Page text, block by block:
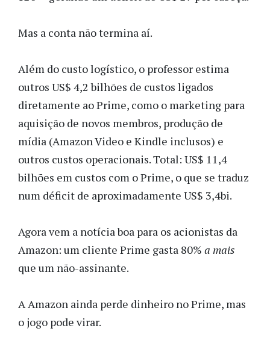
Mas a conta não termina aí.
Além do custo logístico, o professor estima
outros US$ 4,2 bilhões de custos ligados
diretamente ao Prime, como o marketing para
aquisição de novos membros, produção de
mídia (Amazon Video e Kindle inclusos) e
outros custos operacionais. Total: US$ 11,4
bilhões em custos com o Prime, o que se traduz
num déficit de aproximadamente US$ 3,4bi.
Agora vem a notícia boa para os acionistas da
Amazon: um cliente Prime gasta 80% a mais
que um não-assinante.
A Amazon ainda perde dinheiro no Prime, mas
o jogo pode virar.